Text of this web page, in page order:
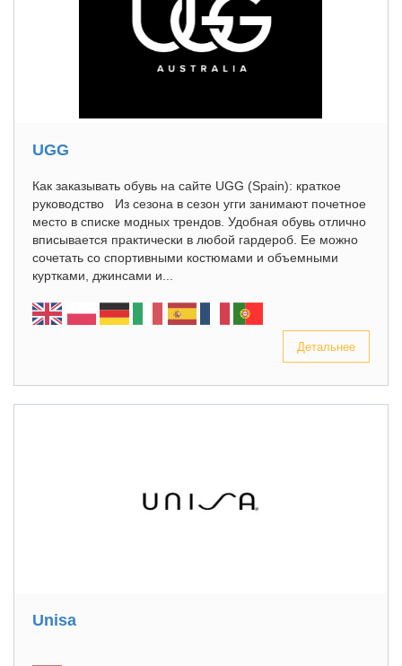
UGG
Как заказывать обувь на сайте UGG (Spain): краткое
руководство Из сезона в сезон угги занимают почетное
место в списке модных трендов. Удобная обувь отлично
вписывается практически в любой гардероб. Ее можно
сочетать со спортивными костюмами и объемными
куртками, джинсами и...
Детальнее
Unisa